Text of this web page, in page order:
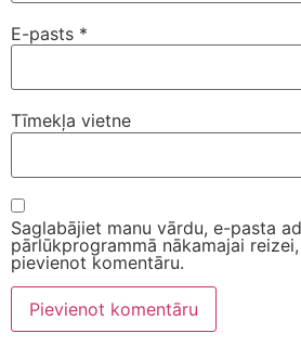
E-pasts *
Tīmekļa vietne
Saglabājiet manu vārdu, e-pasta
pārlūkprogrammā nākamajai
pievienot komentāru.